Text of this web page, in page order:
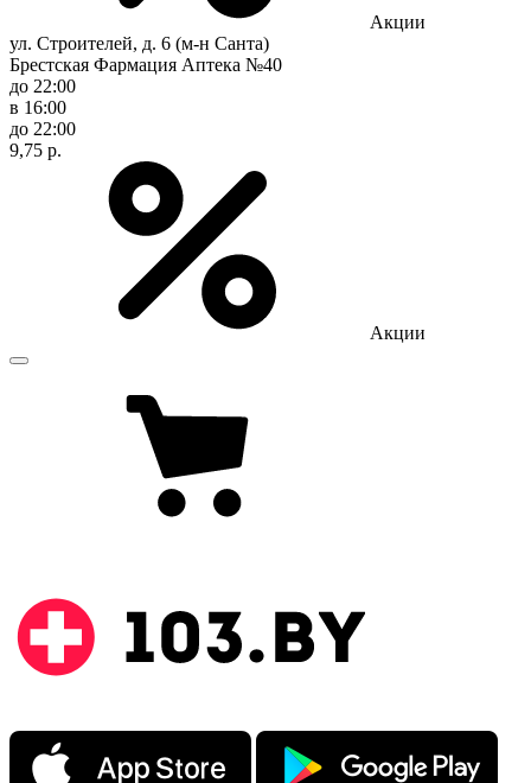
Акции
ул. Строителей, д. 6 (м-н Санта)
Брестская Фармация Аптека №40
до 22:00
в 16:00
до 22:00
9,75 р.
Акции